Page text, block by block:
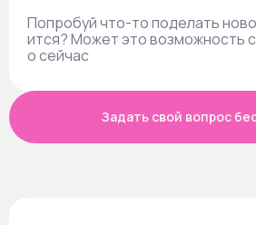
Попробуй что-то поделать
ится? Может это возможность
о сейчас
Задать свой вопрос